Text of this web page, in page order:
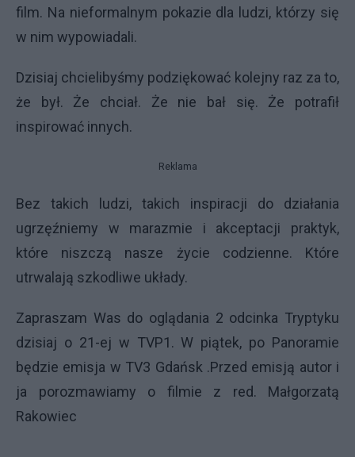
film. Na nieformalnym pokazie dla ludzi, którzy się
w nim wypowiadali.
Dzisiaj chcielibyśmy podziękować kolejny raz za to,
że był. Że chciał. Że nie bał się. Że potrafił
inspirować innych.
Reklama
Bez takich ludzi, takich inspiracji do działania
ugrzęźniemy w marazmie i akceptacji praktyk,
które niszczą nasze życie codzienne. Które
utrwalają szkodliwe układy.
Zapraszam Was do oglądania 2 odcinka Tryptyku
dzisiaj o 21-ej w TVP1. W piątek, po Panoramie
będzie emisja w TV3 Gdańsk .Przed emisją autor i
ja porozmawiamy o filmie z red. Małgorzatą
Rakowiec